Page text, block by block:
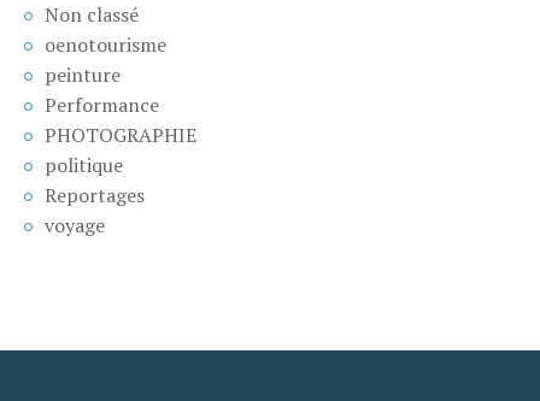
Non classé
oenotourisme
peinture
Performance
PHOTOGRAPHIE
politique
Reportages
voyage